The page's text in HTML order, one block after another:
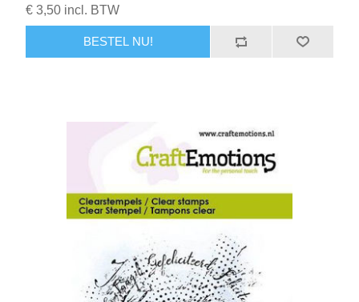
€ 3,50 incl. BTW
BESTEL NU!